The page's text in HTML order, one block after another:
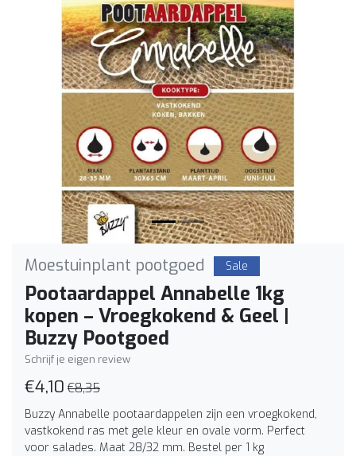
Vorige
Moestuinplant pootgoed Sale
Pootaardappel Annabelle 1kg
kopen – Vroegkokend & Geel |
Buzzy Pootgoed
Schrijf je eigen review
€4,10 €8,35
Buzzy Annabelle pootaardappelen zijn een vroegkokend,
vastkokend ras met gele kleur en ovale vorm. Perfect
voor salades. Maat 28/32 mm. Bestel per 1 kg